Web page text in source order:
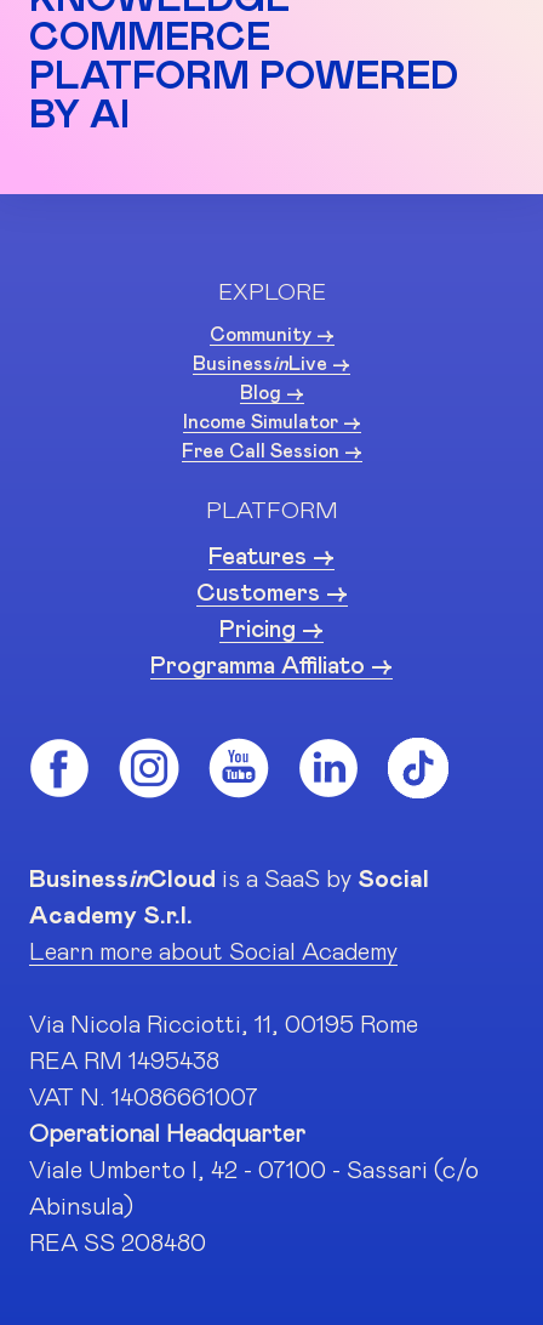
COMMERCE
PLATFORM POWERED
BY AI
EXPLORE
Community ->
BusinessinLive ->
Blog ->
Income Simulator ->
Free Call Session ->
PLATFORM
Features ->
Customers ->
Pricing ->
Programma Affiliato ->
BusinessinCloud is a SaaS by Social
Academy S.r.l.
Learn more about Social Academy
Via Nicola Ricciotti, 11, 00195 Rome
REA RM 1495438
VAT N. 14086661007
Operational Headquarter
Viale Umberto I, 42 - 07100 - Sassari (c/o
Abinsula)
REA SS 208480